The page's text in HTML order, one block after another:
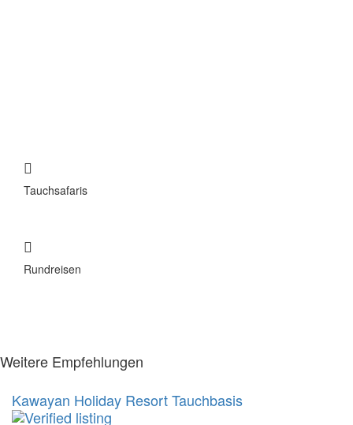
Tauchsafaris
Rundreisen
Weitere Empfehlungen
Kawayan Holiday Resort Tauchbasis